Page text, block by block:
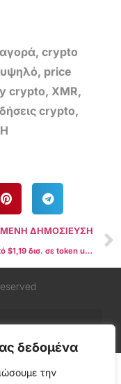
δεδομένα
την
, crypto
υψηλό, price
crypto, XMR,
crypto,
ΔΗΜΟΣΙΕΥΣΗ
Πάνω από $1,19 δισ. σε token unlocks αυτή την εβδομάδα: Το ONDO απειλεί με σοκ προσφοράς την αγορά